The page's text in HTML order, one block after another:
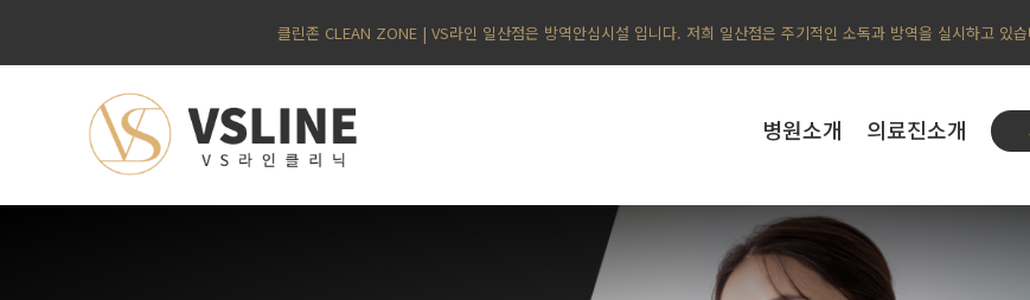
클린존 CLEAN ZONE | VS라인 일산점은 방역안심시설 입니다. 저희 일산점은 주기적인 소독과 방역을 실시하고 있
병원소개 의료진소개